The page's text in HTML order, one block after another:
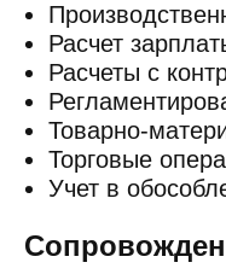
Расчет
Расчеты с
Товарно-
Торговые
Учет в